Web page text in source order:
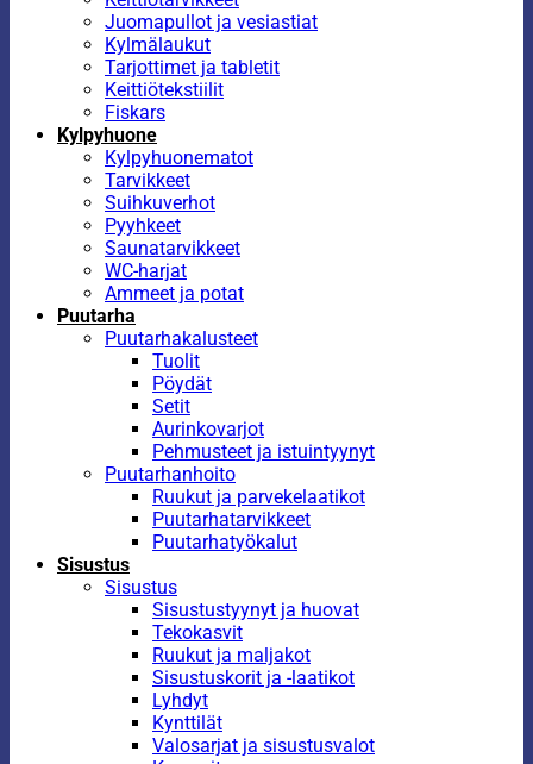
Juomapullot ja vesiastiat
Kylmälaukut
Tarjottimet ja tabletit
Keittiötekstiilit
Fiskars
Kylpyhuone
Kylpyhuonematot
Tarvikkeet
Suihkuverhot
Pyyhkeet
Saunatarvikkeet
WC-harjat
Ammeet ja potat
Puutarha
Puutarhakalusteet
Tuolit
Pöydät
Setit
Aurinkovarjot
Pehmusteet ja istuintyynyt
Puutarhanhoito
Ruukut ja parvekelaatikot
Puutarhatarvikkeet
Puutarhatyökalut
Sisustus
Sisustus
Sisustustyynyt ja huovat
Tekokasvit
Ruukut ja maljakot
Sisustuskorit ja -laatikot
Lyhdyt
Kynttilät
Valosarjat ja sisustusvalot